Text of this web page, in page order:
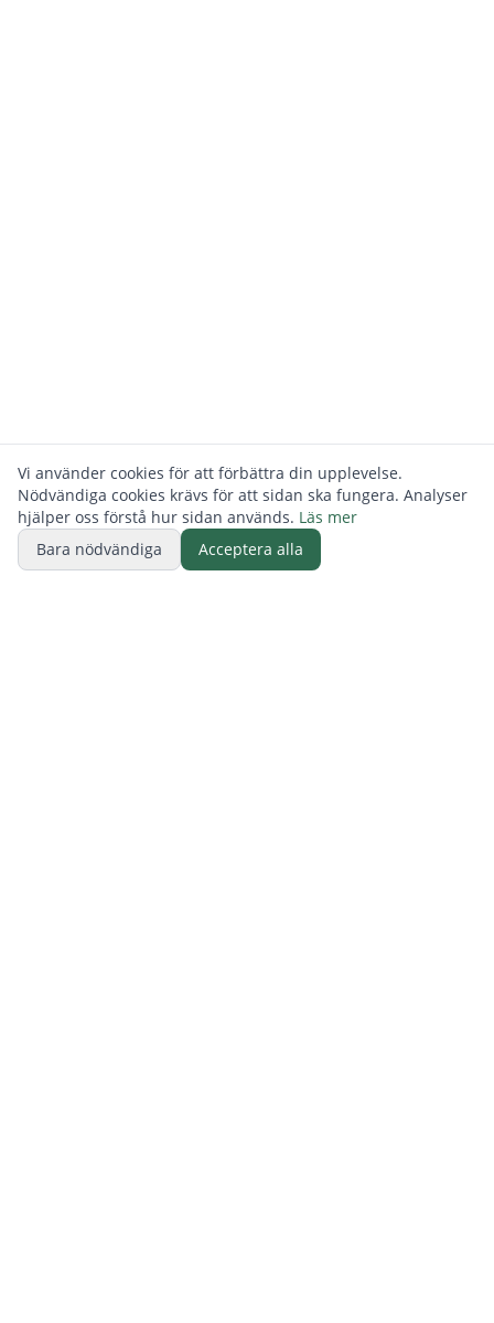
Vi använder cookies för att förbättra din upplevelse.
Nödvändiga cookies krävs för att sidan ska fungera. Analyser
hjälper oss förstå hur sidan används. Läs mer
Bara nödvändiga
Acceptera alla